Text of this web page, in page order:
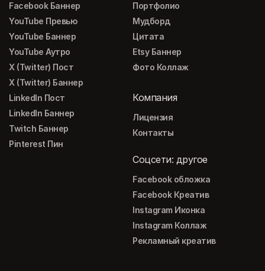
Facebook Баннер
YouTube Превью
YouTube Баннер
YouTube Аутро
X (Twitter) Пост
X (Twitter) Баннер
LinkedIn Пост
LinkedIn Баннер
Twitch Баннер
Pinterest Пин
Портфолио
Мудборд
Цитата
Etsy Баннер
Фото Коллаж
Компания
Лицензия
Контакты
Соцсети: другое
Facebook обложка
Facebook Креатив
Instagram Иконка
Instagram Коллаж
Рекламный креатив